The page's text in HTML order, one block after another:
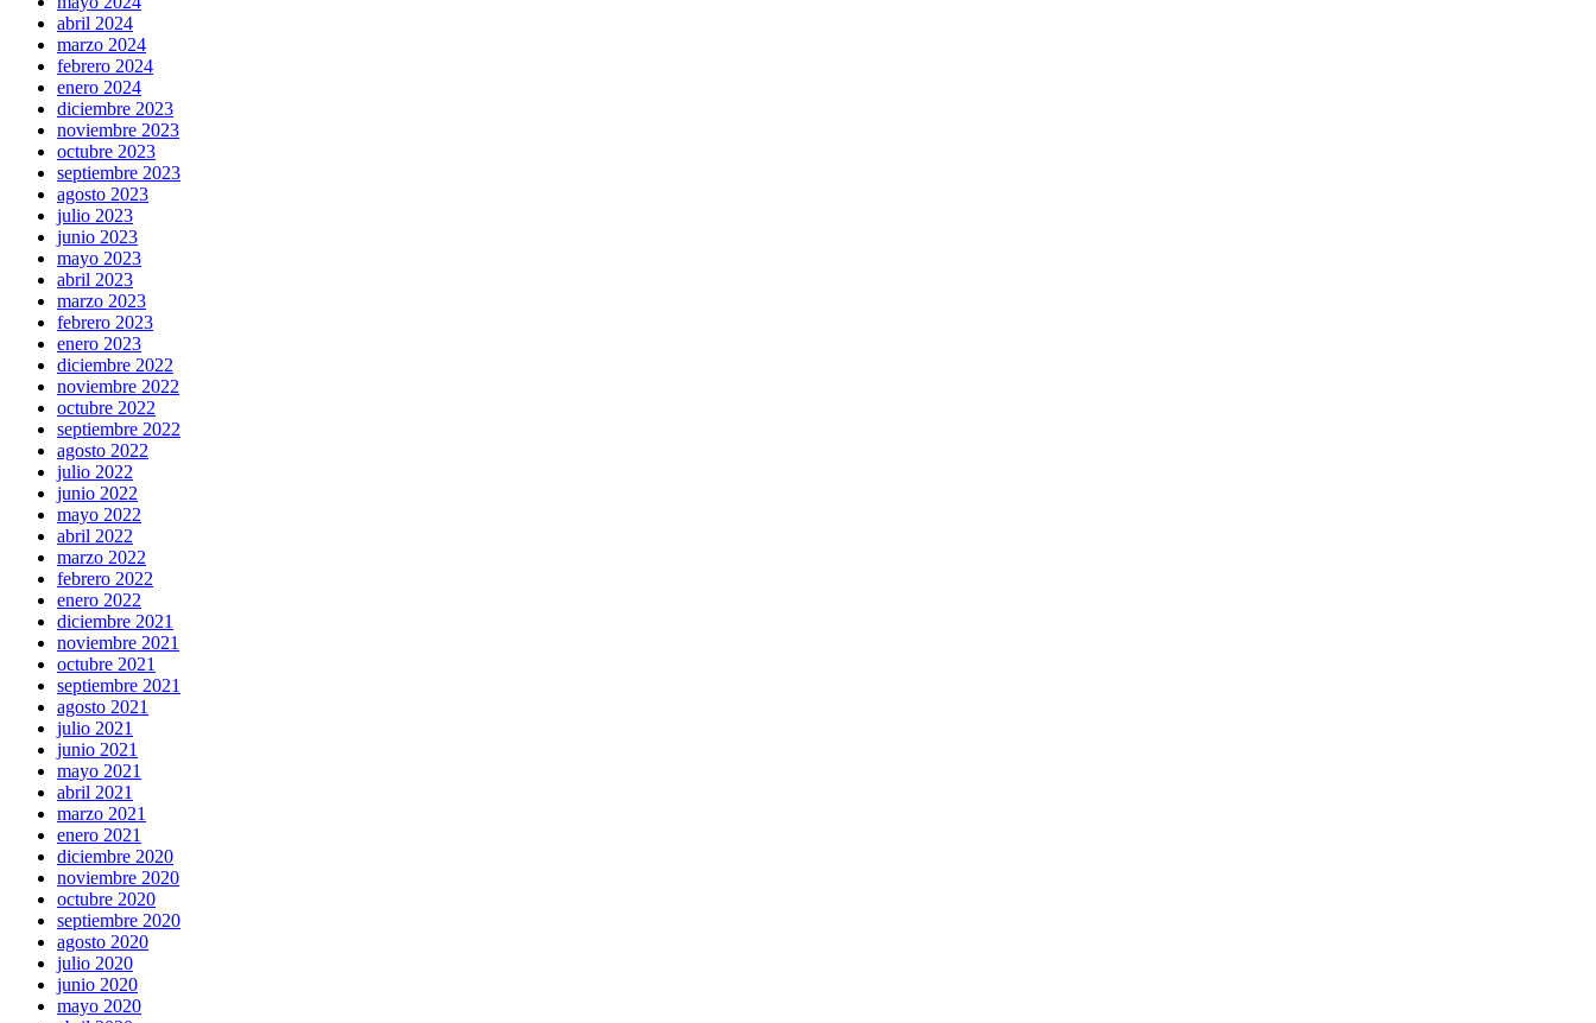
abril 2024
marzo 2024
febrero 2024
enero 2024
diciembre 2023
noviembre 2023
octubre 2023
septiembre 2023
agosto 2023
julio 2023
junio 2023
mayo 2023
abril 2023
marzo 2023
febrero 2023
enero 2023
diciembre 2022
noviembre 2022
octubre 2022
septiembre 2022
agosto 2022
julio 2022
junio 2022
mayo 2022
abril 2022
marzo 2022
febrero 2022
enero 2022
diciembre 2021
noviembre 2021
octubre 2021
septiembre 2021
agosto 2021
julio 2021
junio 2021
mayo 2021
abril 2021
marzo 2021
enero 2021
diciembre 2020
noviembre 2020
octubre 2020
septiembre 2020
agosto 2020
julio 2020
junio 2020
mayo 2020